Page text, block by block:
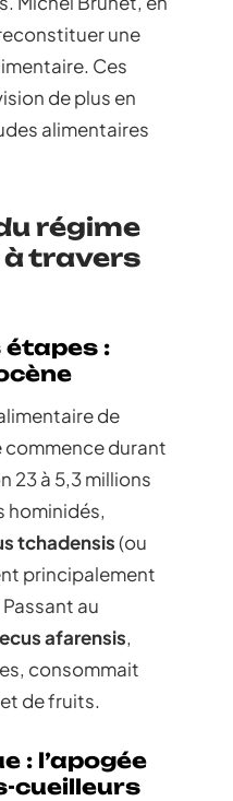
une
Ces
de plus en
alimentaires
régime
travers
étapes :
de
commence durant
23 à 5,3 millions
hominidés,
tchadensis(ou
principalement
au
afarensis,
consommait
de fruits.
: l’apogée
cueilleurs